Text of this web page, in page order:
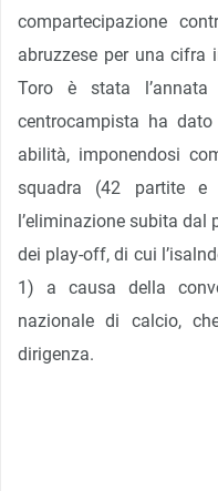
compartecipazione
abruzzese per una cifra
Toro è stata
centrocampista ha
abilità, imponendosi
squadra (42 partite
l’eliminazione subita dal
dei play-off, di cui
1) a causa della
nazionale di calcio,
dirigenza.